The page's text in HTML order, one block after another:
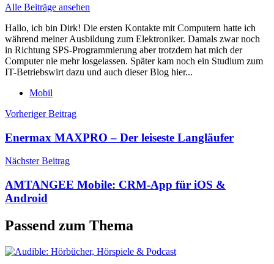
Alle Beiträge ansehen
Hallo, ich bin Dirk! Die ersten Kontakte mit Computern hatte ich
während meiner Ausbildung zum Elektroniker. Damals zwar noch
in Richtung SPS-Programmierung aber trotzdem hat mich der
Computer nie mehr losgelassen. Später kam noch ein Studium zum
IT-Betriebswirt dazu und auch dieser Blog hier...
Mobil
Beitragsnavigation
Vorheriger Beitrag
Enermax MAXPRO – Der leiseste Langläufer
Nächster Beitrag
AMTANGEE Mobile: CRM-App für iOS &
Android
Passend zum Thema